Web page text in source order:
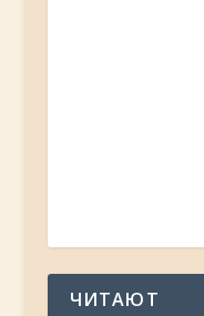
ЧИТАЮТ